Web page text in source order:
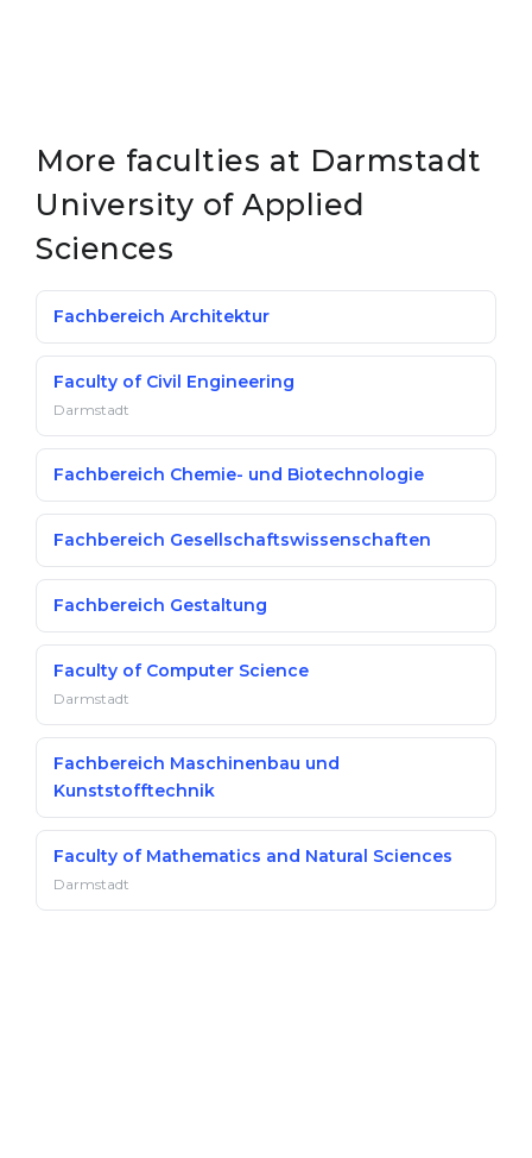
More faculties at Darmstadt
University of Applied
Sciences
Fachbereich Architektur
Faculty of Civil Engineering
Darmstadt
Fachbereich Chemie- und Biotechnologie
Fachbereich Gesellschaftswissenschaften
Fachbereich Gestaltung
Faculty of Computer Science
Darmstadt
Fachbereich Maschinenbau und
Kunststofftechnik
Faculty of Mathematics and Natural Sciences
Darmstadt